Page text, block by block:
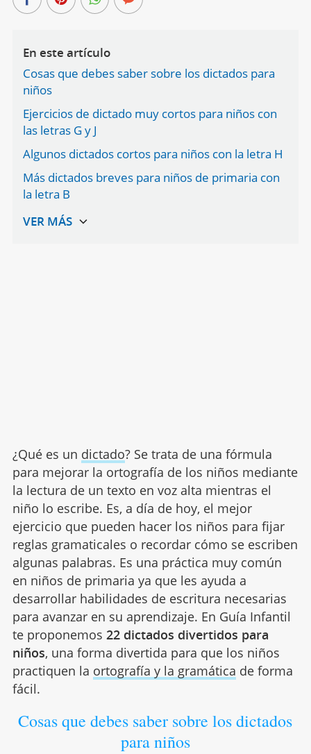
En este artículo
Cosas que debes saber sobre los dictados para
niños
Ejercicios de dictado muy cortos para niños con
las letras G y J
Algunos dictados cortos para niños con la letra H
Más dictados breves para niños de primaria con
la letra B
¿Qué es un dictado? Se trata de una fórmula
para mejorar la ortografía de los niños mediante
la lectura de un texto en voz alta mientras el
niño lo escribe. Es, a día de hoy, el mejor
ejercicio que pueden hacer los niños para fijar
reglas gramaticales o recordar cómo se escriben
algunas palabras. Es una práctica muy común
en niños de primaria ya que les ayuda a
desarrollar habilidades de escritura necesarias
para avanzar en su aprendizaje. En Guía Infantil
te proponemos 22 dictados divertidos para
niños, una forma divertida para que los niños
practiquen la ortografía y la gramática de forma
fácil.
Cosas que debes saber sobre los dictados
para niños